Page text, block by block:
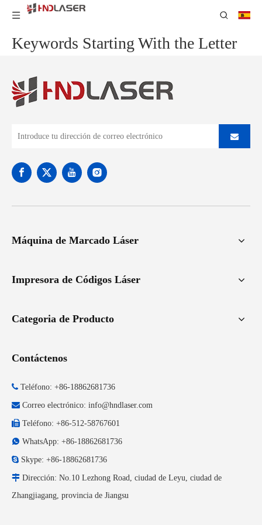
Keywords Starting With the Letter
Máquina de Marcado Láser
Impresora de Códigos Láser
Categoria de Producto
Contáctenos
 Teléfono: +86-18862681736
 Correo electrónico: info@hndlaser.com
 Teléfono: +86-512-58767601
 WhatsApp: +86-18862681736
 Skype: +86-18862681736
 Dirección: No.10 Lezhong Road, ciudad de Leyu, ciudad de
Zhangjiagang, provincia de Jiangsu